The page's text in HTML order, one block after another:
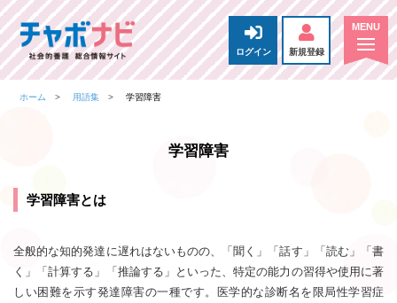
ログイン 新規登録
ホーム 用語集 学習障害
学習障害
学習障害とは
全般的な知的発達に遅れはないものの、「聞く」「話す」「読む」「書
く」「計算する」「推論する」といった、特定の能力の習得や使用に著
しい困難を示す発達障害の一種です。医学的な診断名を限局性学習症